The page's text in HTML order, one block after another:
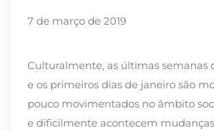
7 de março de 2019
Culturalmente, as últimas semanas
e os primeiros dias de janeiro são
pouco movimentados no âmbito
e dificilmente acontecem